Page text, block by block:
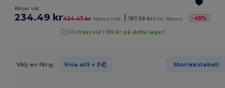
Börjar vid
234.49 kr424.47 kr Moms inkl. 187.59 krExkl. Moms -45%
Fri frakt vid 1 199 kr på detta lager!
Välj en färg: Visa allt + 3 Storlekstabell